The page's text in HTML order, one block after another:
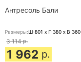
Антресоль Бали
Размеры:Ш:801 x Г:380 x В:360
3 114 р.
1 962 р.